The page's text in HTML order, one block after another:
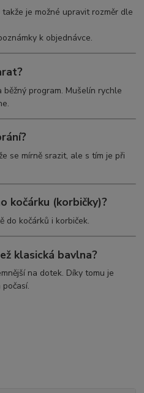
je možné upravit rozměr dle
k objednávce.
program. Mušelín rychle
se mírně srazit, ale s tím je při
kočárku (korbičky)?
do kočárků i korbiček.
klasická bavlna?
na dotek. Díky tomu je